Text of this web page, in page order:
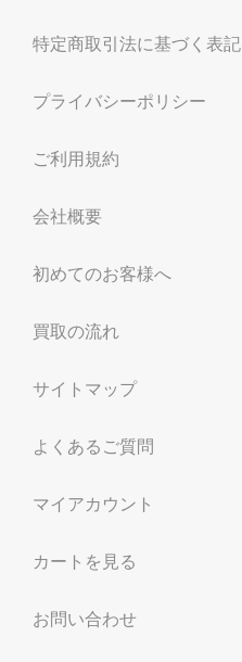
特定商取引法に基づく表記
プライバシーポリシー
ご利用規約
会社概要
初めてのお客様へ
買取の流れ
サイトマップ
よくあるご質問
マイアカウント
カートを見る
お問い合わせ